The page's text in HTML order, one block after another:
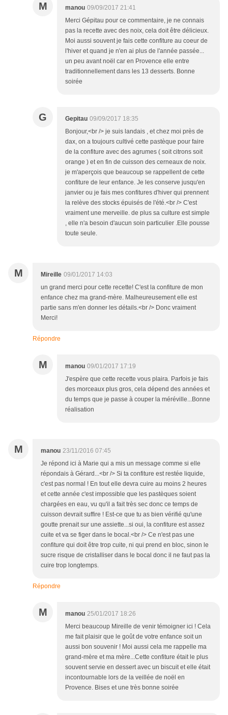
M manou 09/09/2017 21:41
Merci Gépitau pour ce commentaire, je ne connais
pas la recette avec des noix, cela doit être délicieux.
Moi aussi souvent je fais cette confiture au coeur de
l'hiver et quand je n'en ai plus de l'année passée...
un peu avant noël car en Provence elle entre
traditionnellement dans les 13 desserts. Bonne
soirée
G Gepitau 09/09/2017 18:35
Bonjour,<br /> je suis landais , et chez moi près de
dax, on a toujours cultivé cette pastèque pour faire
de la confiture avec des agrumes ( soit citrons soit
orange ) et en fin de cuisson des cerneaux de noix.
je m'aperçois que beaucoup se rappellent de cette
confiture de leur enfance. Je les conserve jusqu'en
janvier ou je fais mes confitures d'hiver qui prennent
la relève des stocks épuisés de l'été.<br /> C'est
vraiment une merveille. de plus sa culture est simple
, elle n'a besoin d'aucun soin particulier .Elle pousse
toute seule.
M Mireille 09/01/2017 14:03
un grand merci pour cette recette! C'est la confiture de mon
enfance chez ma grand-mère. Malheureusement elle est
partie sans m'en donner les détails.<br /> Donc vraiment
Merci!
Répondre
M manou 09/01/2017 17:19
J'espère que cette recette vous plaira. Parfois je fais
des morceaux plus gros, cela dépend des années et
du temps que je passe à couper la méréville...Bonne
réalisation
M manou 23/11/2016 07:45
Je répond ici à Marie qui a mis un message comme si elle
répondais à Gérard...<br /> Si ta confiture est restée liquide,
c'est pas normal ! En tout elle devra cuire au moins 2 heures
et cette année c'est impossible que les pastèques soient
chargées en eau, vu qu'il a fait très sec donc ce temps de
cuisson devrait suffire ! Est-ce que tu as bien vérifié qu'une
goutte prenait sur une assiette...si oui, la confiture est assez
cuite et va se figer dans le bocal.<br /> Ce n'est pas une
confiture qui doit être trop cuite, ni qui prend en bloc, sinon le
sucre risque de cristalliser dans le bocal donc il ne faut pas la
cuire trop longtemps.
Répondre
M manou 25/01/2017 18:26
Merci beaucoup Mireille de venir témoigner ici ! Cela
me fait plaisir que le goût de votre enfance soit un
aussi bon souvenir ! Moi aussi cela me rappelle ma
grand-mère et ma mère...Cette confiture était le plus
souvent servie en dessert avec un biscuit et elle était
incontournable lors de la veillée de noël en
Provence. Bises et une très bonne soirée